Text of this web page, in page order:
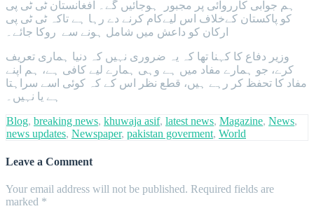
ہم جوابی کارروائی پر مجبور ہوجائیں گے۔ افغانستان ٹی ٹی پی
کو پاکستان کےخلاف اس لیےکام کرنے دے رہا ہے تاکہ ٹی ٹی پی
ارکان کو داعش میں شامل ہونے سے روکا جائے۔
وزیر دفاع کا کہنا تھا کہ یہ ضروری نہیں کہ دنیا ہماری تعریف
کرے، جو ہمارے مفاد میں ہے وہی ہمارے لیے کافی ہے، ہم اپنے
مفاد کا تحفظ کر رہے ہیں، قطع نظر اس کے کہ کوئی اسے سراہتا
ہے یا نہیں۔
Blog, breaking news, khuwaja asif, latest news, Magazine, News,
news updates, Newspaper, pakistan goverment, World
Leave a Comment
Your email address will not be published. Required fields are
marked *